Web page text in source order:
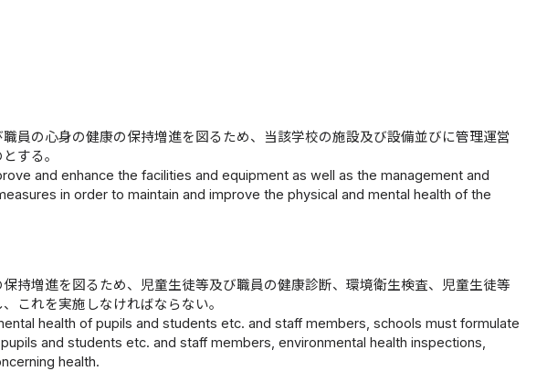
員の心身の健康の保持増進を図るため、当該学校の施設及び設備並びに管理運営
する。
and enhance the facilities and equipment as well as the management and
in order to maintain and improve the physical and mental health of the
持増進を図るため、児童生徒等及び職員の健康診断、環境衛生検査、児童生徒等
これを実施しなければならない。
health of pupils and students etc. and staff members, schools must formulate
and students etc. and staff members, environmental health inspections,
health.